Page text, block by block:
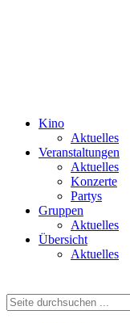
Kino
Aktuelles
Veranstaltungen
Aktuelles
Konzerte
Partys
Gruppen
Aktuelles
Übersicht
Aktuelles